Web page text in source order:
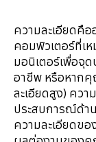
ความละเอียดคื
คอมพิวเตอร์ที่เ
มอนิเตอร์เพื่อจุ
อาชีพ หรือหาก
ละเอียดสูง) คว
ประสบการณ์ด้า
ความละเอียดข